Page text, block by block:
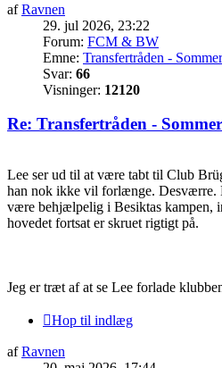
afRavnen
29. jul 2026, 23:22
Forum: FCM & BW
Emne: Transfertråden -
Svar: 66
Visninger: 12120
Re: Transfertråden -
Lee ser ud til at være tabt til Club
han nok ikke vil forlænge. Desværre.
være behjælpelig i Besiktas kampen,
hovedet fortsat er skruet rigtigt på.
Jeg er træt af at se Lee forlade
Hop til indlæg
afRavnen